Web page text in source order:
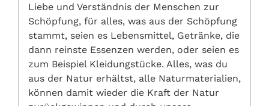
Liebe und Verständnis der Menschen zur
Schöpfung, für alles, was aus der Schöpfung
stammt, seien es Lebensmittel, Getränke, die
dann reinste Essenzen werden, oder seien es
zum Beispiel Kleidungstücke. Alles, was du
aus der Natur erhältst, alle Naturmaterialien,
können damit wieder die Kraft der Natur